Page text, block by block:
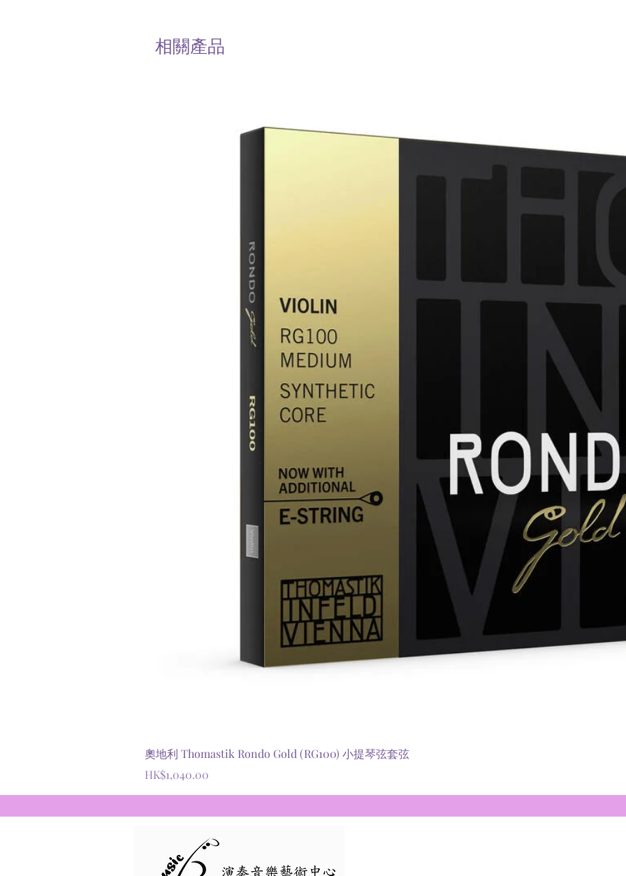
相關產品
奧地利 Thomastik Rondo Gold (RG100) 小提琴弦套弦
價格
HK$1,040.00